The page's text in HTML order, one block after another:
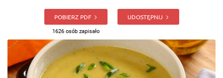
POBIERZ PDF
1626 osób zapisało
UDOSTĘPNIJ